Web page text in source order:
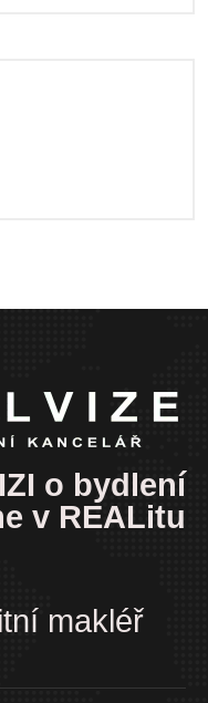
o bydlení
v REALitu
makléř